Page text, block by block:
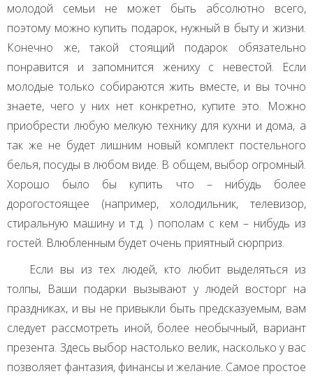
молодой семьи не может быть абсолютно всего,
поэтому можно купить подарок, нужный в быту и жизни.
Конечно же, такой стоящий подарок обязательно
понравится и запомнится жениху с невестой. Если
молодые только собираются жить вместе, и вы точно
знаете, чего у них нет конкретно, купите это. Можно
приобрести любую мелкую технику для кухни и дома, а
так же не будет лишним новый комплект постельного
белья, посуды в любом виде. В общем, выбор огромный.
Хорошо было бы купить что – нибудь более
дорогостоящее (например, холодильник, телевизор,
стиральную машину и т.д. ) пополам с кем – нибудь из
гостей. Влюбленным будет очень приятный сюрприз.
Если вы из тех людей, кто любит выделяться из
толпы, Ваши подарки вызывают у людей восторг на
праздниках, и вы не привыкли быть предсказуемым, вам
следует рассмотреть иной, более необычный, вариант
презента. Здесь выбор настолько велик, насколько у вас
позволяет фантазия, финансы и желание. Самое простое